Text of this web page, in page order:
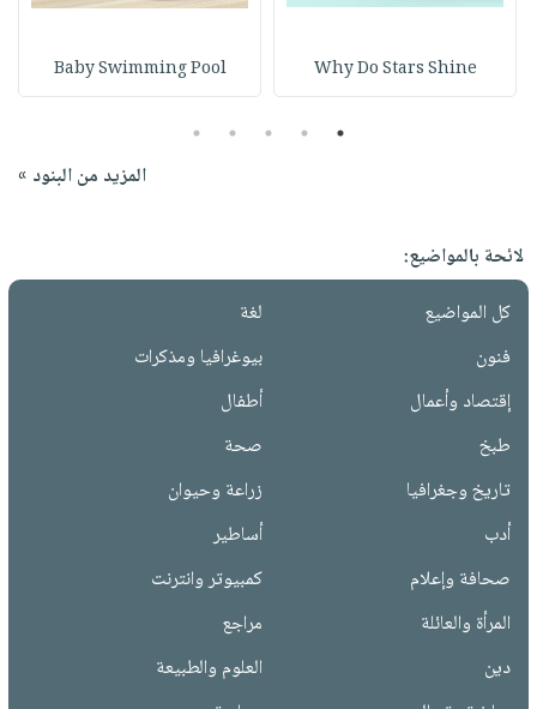
Why Do Stars Shine
Baby Swimming Pool
1
2
3
4
5
المزيد من البنود »
لائحة بالمواضيع:
كل المواضيع
لغة
فنون
بيوغرافيا ومذكرات
إقتصاد وأعمال
أطفال
طبخ
صحة
تاريخ وجغرافيا
زراعة وحيوان
أدب
أساطير
صحافة وإعلام
كمبيوتر وانترنت
المرأة والعائلة
مراجع
دين
العلوم والطبيعة